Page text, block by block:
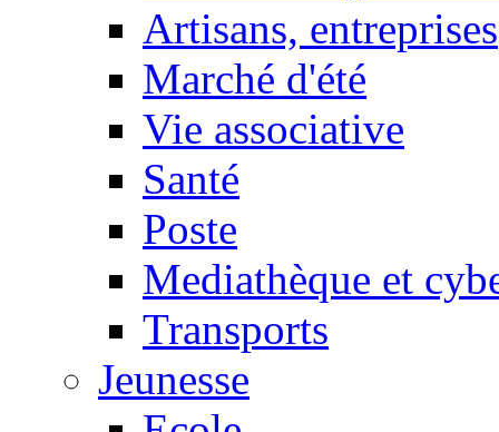
Artisans, entreprises
Marché d'été
Vie associative
Santé
Poste
Mediathèque et
Transports
Jeunesse